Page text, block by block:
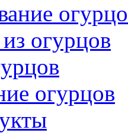
огурцов
огурцов